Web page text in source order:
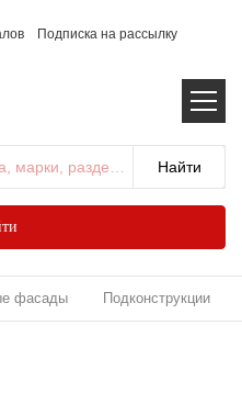
Подписка на рассылку
раздела...
фасады Подконструкции